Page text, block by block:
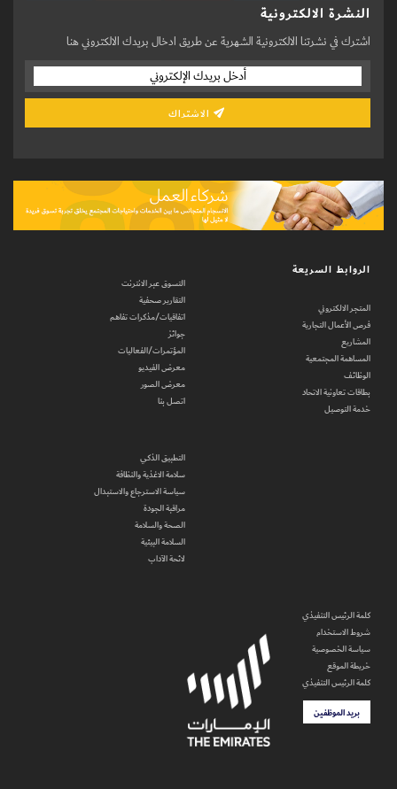
النشرة الالكترونية
اشترك في نشرتنا الالكترونية الشهرية عن طريق ادخال بريدك الالكتروني هنا
الروابط السريعة
المتجر الالكتروني
فرص الأعمال التجارية
المشاريع
المساهمة المجتمعية
الوظائف
بطاقات تعاونية الاتحاد
خدمة التوصيل
التسوق عبر الانترنت
التقارير صحفية
اتفاقيات/مذكرات تفاهم
جوائز
المؤتمرات/الفعاليات
معرض الفيديو
معرض الصور
اتصل بنا
التطبيق الذكي
سلامة الاغذية والنظافة
سياسة الاسترجاع والاستبدال
مراقبة الجودة
الصحة والسلامة
السلامة البيئية
لائحة الآداب
كلمة الرئيس التنفيذي
شروط الاستخدام
سياسة الخصوصية
خريطة الموقع
كلمة الرئيس التنفيذي
بريد الموظفين